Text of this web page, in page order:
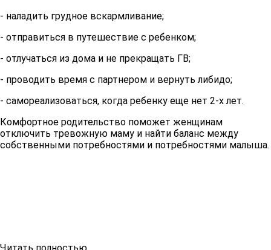
- наладить грудное вскармливание;
- отправиться в путешествие с ребенком;
- отлучаться из дома и не прекращать ГВ;
- проводить время с партнером и вернуть либидо;
- самореализоваться, когда ребенку еще нет 2-х лет.
Комфортное родительство поможет женщинам
отключить тревожную маму и найти баланс между
собственными потребностями и потребностями малыша.
Читать полностью